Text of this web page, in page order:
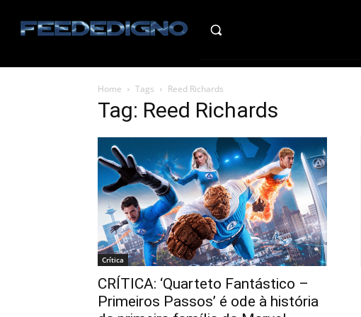
Home Tags Reed Richards
Tag: Reed Richards
Crítica
CRÍTICA: ‘Quarteto Fantástico –
Primeiros Passos’ é ode à história